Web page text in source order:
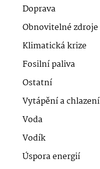
Doprava
Obnovitelné zdroje
Klimatická krize
Fosilní paliva
Ostatní
Vytápění a chlazení
Voda
Vodík
Úspora energií